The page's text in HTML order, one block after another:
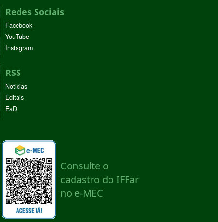
Redes Sociais
Facebook
YouTube
Instagram
RSS
Noticias
Editais
EaD